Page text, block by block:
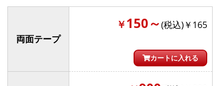
両面テープ
￥150～(税込)￥165
カートに入れる